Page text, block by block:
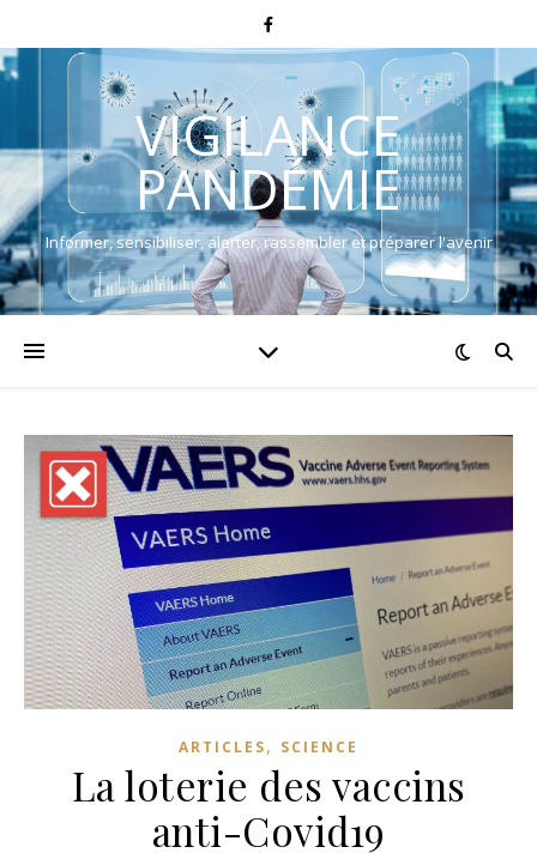
VIGILANCE
PANDÉMIE
Informer, sensibiliser, alerter, rassembler et préparer l'avenir
ARTICLES, SCIENCE
La loterie des vaccins
anti-Covid19